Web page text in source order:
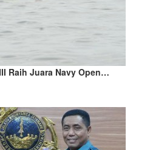
Raih Juara Navy Open…